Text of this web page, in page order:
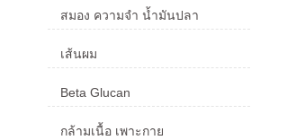
สมอง ความจำ น้ำมันปลา
เส้นผม
Beta Glucan
กล้ามเนื้อ เพาะกาย